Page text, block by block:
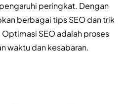
peringkat. Dengan
berbagai tips SEO dan trik
SEO adalah proses
waktu dan kesabaran.